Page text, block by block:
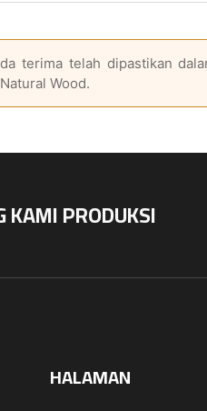
terima telah dipastikan
Wood.
KAMI PRODUKSI
HALAMAN